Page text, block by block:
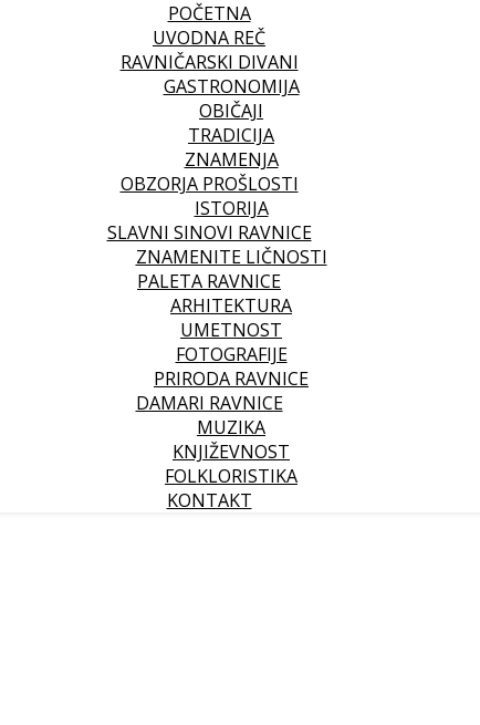
POČETNA
UVODNA REČ
RAVNIČARSKI DIVANI
GASTRONOMIJA
OBIČAJI
TRADICIJA
ZNAMENJA
OBZORJA PROŠLOSTI
ISTORIJA
SLAVNI SINOVI RAVNICE
ZNAMENITE LIČNOSTI
PALETA RAVNICE
ARHITEKTURA
UMETNOST
FOTOGRAFIJE
PRIRODA RAVNICE
DAMARI RAVNICE
MUZIKA
KNJIŽEVNOST
FOLKLORISTIKA
KONTAKT